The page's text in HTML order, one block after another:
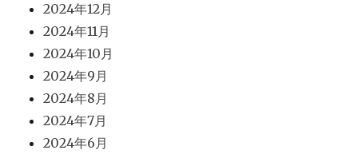
2024年12月
2024年11月
2024年10月
2024年9月
2024年8月
2024年7月
2024年6月